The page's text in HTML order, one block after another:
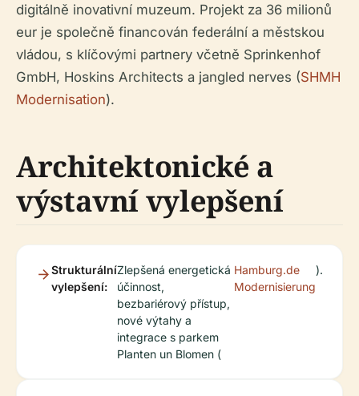
digitálně inovativní muzeum. Projekt za 36 milionů
eur je společně financován federální a městskou
vládou, s klíčovými partnery včetně Sprinkenhof
GmbH, Hoskins Architects a jangled nerves (SHMH
Modernisation).
Architektonické a
výstavní vylepšení
Strukturální
vylepšení:
Zlepšená energetická
účinnost,
bezbariérový přístup,
nové výtahy a
integrace s parkem
Planten un Blomen (
Hamburg.de
Modernisierung
).